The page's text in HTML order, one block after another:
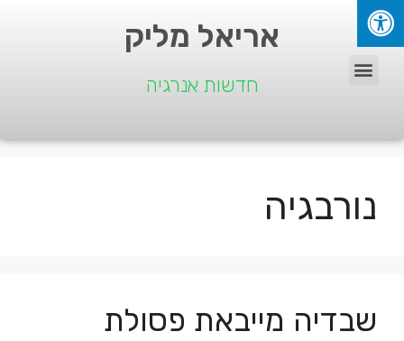
אריאל מליק
חדשות אנרגיה
נורבגיה
שבדיה מייבאת פסולת